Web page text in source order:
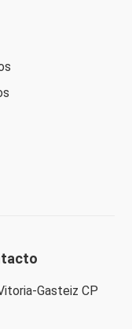
Gasteiz CP